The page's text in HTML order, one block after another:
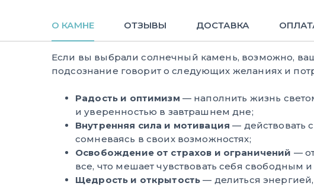
О КАМНЕ ОТЗЫВЫ ДОСТАВКА
Если вы выбрали солнечный камень, возможно,
подсознание говорит о следующих желаниях и
Радость и оптимизм — наполнить жизнь
и уверенностью в завтрашнем дне;
Внутренняя сила и мотивация — действовать
сомневаясь в своих возможностях;
Освобождение от страхов и ограничений —
все, что мешает чувствовать себя свободным
Щедрость и открытость — делиться энергией,